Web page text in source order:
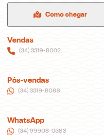
Como chegar
Vendas
(34) 3319-8002
Pós-vendas
(34) 3319-8088
WhatsApp
(34) 99908-0383